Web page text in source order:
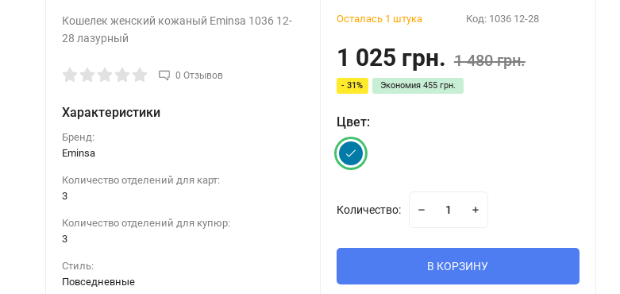
Кошелек женский кожаный Eminsa 1036 12-
28 лазурный
0 Отзывов
Характеристики
Бренд:
Eminsa
Количество отделений для карт:
3
Количество отделений для купюр:
3
Стиль:
Повседневные
Осталась 1 штука Код: 1036 12-28
1 025 грн. 1 480 грн.
- 31% Экономия 455 грн.
Цвет:
Количество:
В КОРЗИНУ